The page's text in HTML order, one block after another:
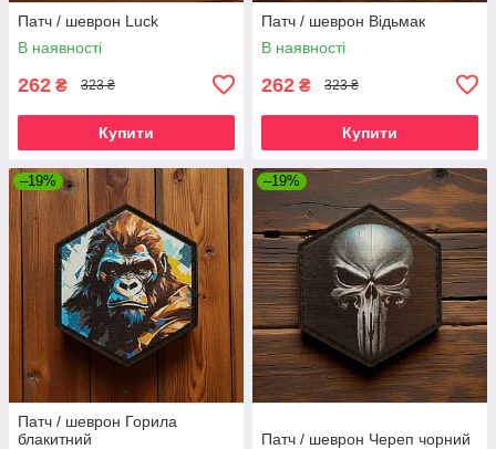
Патч / шеврон Luck
В наявності
262 ₴ 323 ₴
Купити
Патч / шеврон Відьмак
В наявності
262 ₴ 323 ₴
Купити
–19%
Патч / шеврон Горила
блакитний
–19%
Патч / шеврон Череп чорний